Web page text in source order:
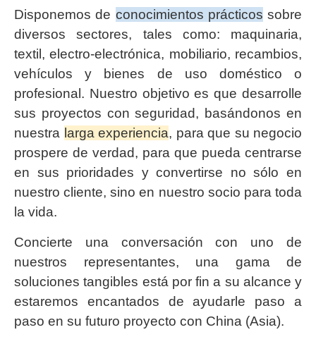
Disponemos de conocimientos prácticos sobre
diversos sectores, tales como: maquinaria,
textil, electro-electrónica, mobiliario, recambios,
vehículos y bienes de uso doméstico o
profesional. Nuestro objetivo es que desarrolle
sus proyectos con seguridad, basándonos en
nuestra larga experiencia, para que su negocio
prospere de verdad, para que pueda centrarse
en sus prioridades y convertirse no sólo en
nuestro cliente, sino en nuestro socio para toda
la vida.
Concierte una conversación con uno de
nuestros representantes, una gama de
soluciones tangibles está por fin a su alcance y
estaremos encantados de ayudarle paso a
paso en su futuro proyecto con China (Asia).